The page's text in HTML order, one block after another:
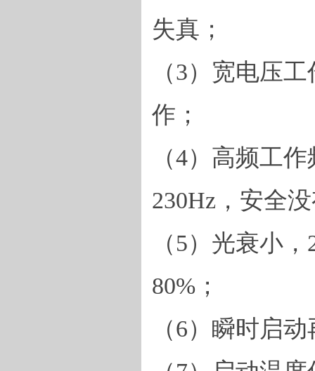
失真；
（3）宽电压
作；
（4）高频工作
230Hz ，安全
（5）光衰小，
80% ；
（6）瞬时启